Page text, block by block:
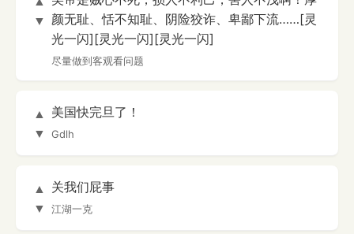
▼
颜无耻、恬不知耻、阴险狡诈、卑鄙下流……[灵
光一闪][灵光一闪][灵光一闪]
尽量做到客观看问题
▲
▼
美国快完旦了！
Gdlh
▲
▼
关我们屁事
江湖一克